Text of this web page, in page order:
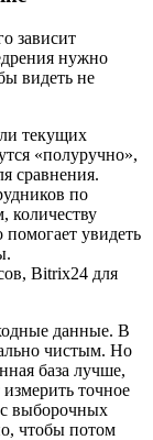
зависит
нужно
видеть не
текущих
«полуручно»,
сравнения.
по
количеству
увидеть
Bitrix24 для
данные. В
чистым. Но
база лучше,
точное
выборочных
чтобы потом